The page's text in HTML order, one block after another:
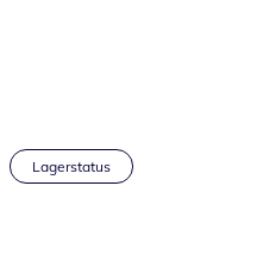
Lagerstatus